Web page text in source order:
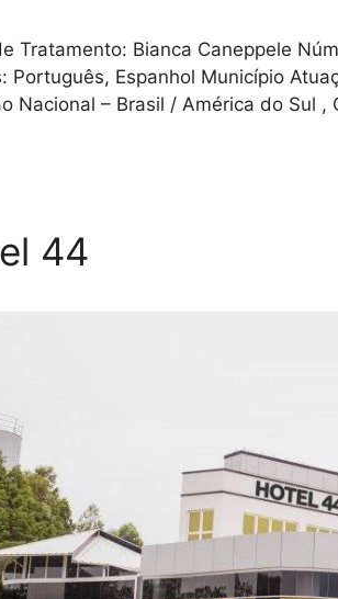
Tratamento: Bianca Caneppele
Português, Espanhol Município
Nacional – Brasil / América do Sul
44